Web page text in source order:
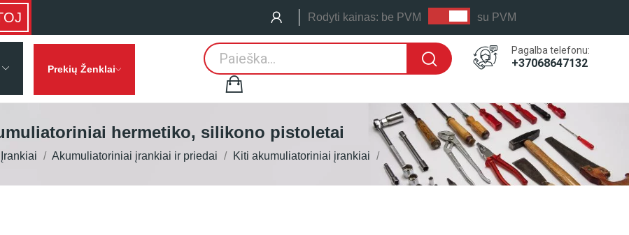
Rodyti kainas: be PVM su PVM
Prekių Ženklai
Pagalba telefonu:
+37068647132
hermetiko, silikono pistoletai
Įrankiai Akumuliatoriniai įrankiai ir priedai Kiti akumuliatoriniai įrankiai